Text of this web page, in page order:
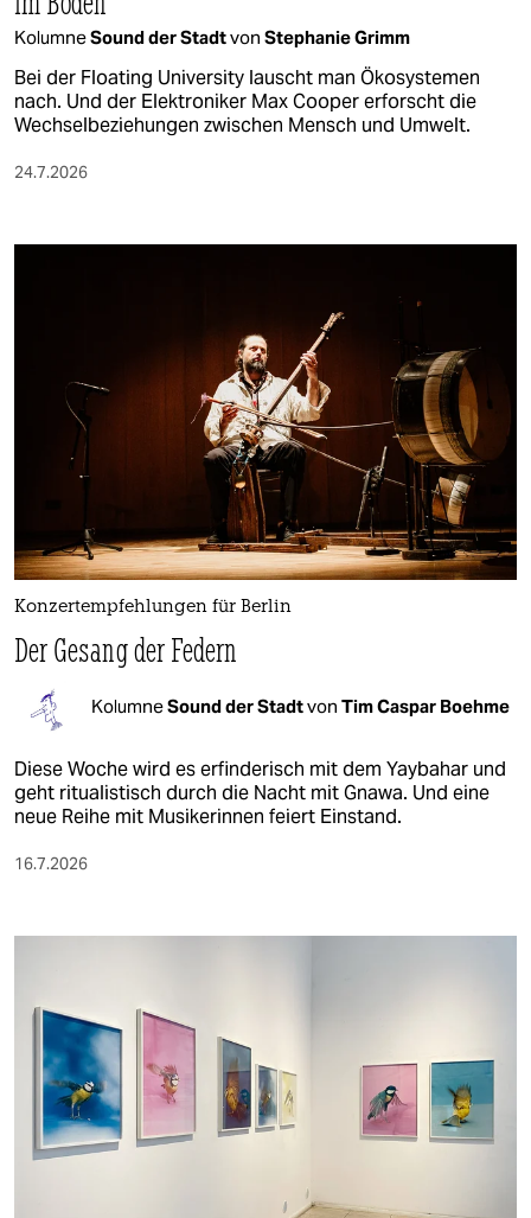
KolumneSound der Stadtvon Stephanie Grimm
Bei der Floating University lauscht man Ökosystemen
nach. Und der Elektroniker Max Cooper erforscht die
Wechselbeziehungen zwischen Mensch und Umwelt.
24.7.2026
Konzertempfehlungen für Berlin
Der Gesang der Federn
KolumneSound der Stadtvon Tim Caspar Boehme
Diese Woche wird es erfinderisch mit dem Yaybahar und
geht ritualistisch durch die Nacht mit Gnawa. Und eine
neue Reihe mit Musikerinnen feiert Einstand.
16.7.2026